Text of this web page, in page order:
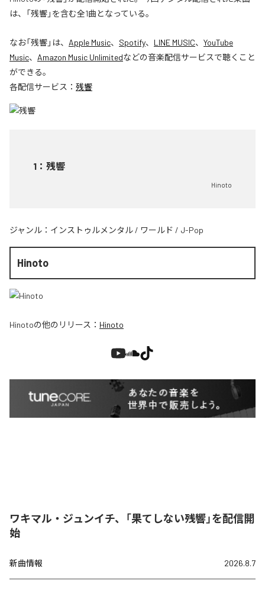
は、「残響」を含む全1曲となっている。
なお「残響」は、 Apple Music、 Spotify、 LINE MUSIC、 YouTube
Music、 Amazon Music Unlimitedなどの音楽配信サービスで聴くこと
ができる。
各配信サービス： 残響
1 ： 残響
Hinoto
ジャンル： インストゥルメンタル / ワールド / J-Pop
Hinoto
Hinotoの他のリリース： Hinoto
ワキマル・ジュンイチ、「果てしない残響」を配信開
始
新曲情報 2026.8.7